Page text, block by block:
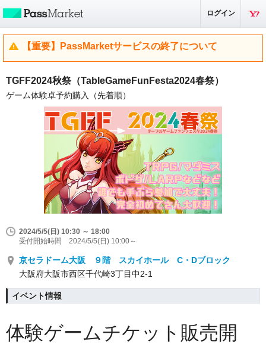
ログイン
【重要】PassMarketサービスの終了について
TGFF2024秋祭（TableGameFunFesta2024春祭）
ゲーム体験卓予約購入（先着順）
2024/5/5(日) 10:30 ～ 18:00
受付開始時間 2024/5/5(日) 10:00～
京セラドーム大阪 ９階 スカイホール C・Dブロック
大阪府大阪市西区千代崎3丁目中2-1
イベント情報
体験ゲームチケット販売開